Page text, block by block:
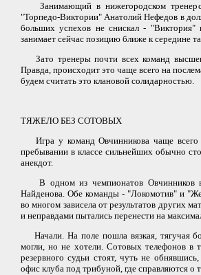
Занимающий в нижегородском
"Торпедо-Виктории" Анатолий Нефедов в
больших успехов не снискал -
занимает сейчас позицию ближе к середине
Зато тренеры почти всех команд
Правда, происходит это чаще всего на
будем считать это клановой солидарностью.
ТЯЖЕЛО БЕЗ СОТОВЫХ
Игра у команд Овчинникова чаще всего
пребывании в классе сильнейших обычно
анекдот.
В одном из чемпионатов Овчинников в
Найденова. Обе команды - "Локомотив" и
во многом зависела от результатов других
и неправдами пытались перенести на
Начали. На поле пошла вязкая, тягучая
могли, но не хотели. Сотовых телефонов в
резервного судьи стоят, чуть не
офис клуба под трибуной, где справляются